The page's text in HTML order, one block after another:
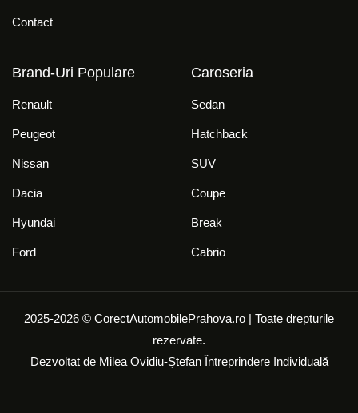
Contact
Brand-Uri Populare
Renault
Peugeot
Nissan
Dacia
Hyundai
Ford
Caroseria
Sedan
Hatchback
SUV
Coupe
Break
Cabrio
2025-2026 © CorectAutomobilePrahova.ro | Toate drepturile
rezervate.
Dezvoltat de Milea Ovidiu-Ștefan Întreprindere Individuală